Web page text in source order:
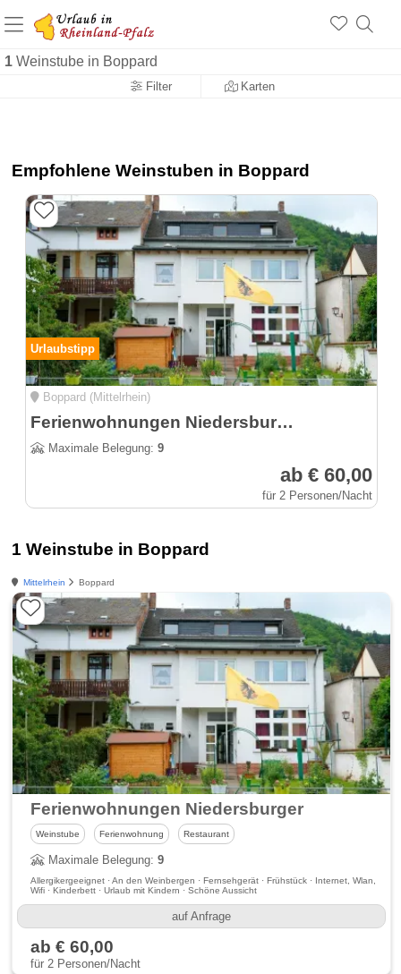
1 Weinstube in Boppard
Filter Karten
+1.500 Unterkünfte in Rheinland-Pfalz
+1.000 Sehenswürdigkeiten
Empfohlene Weinstuben in Boppard
Urlaubstipp
Boppard (Mittelrhein)
Ferienwohnungen Niedersburger Eck
Maximale Belegung: 9
ab € 60,00
für 2 Personen/Nacht
1 Weinstube in Boppard
Mittelrhein Boppard
Ferienwohnungen Niedersburger Eck
Weinstube Ferienwohnung Restaurant
Maximale Belegung:9
Allergikergeeignet · An den Weinbergen · Fernsehgerät · Frühstück · Internet, Wlan,
Wifi · Kinderbett · Urlaub mit Kindern · Schöne Aussicht
auf Anfrage
ab € 60,00
für 2 Personen/Nacht